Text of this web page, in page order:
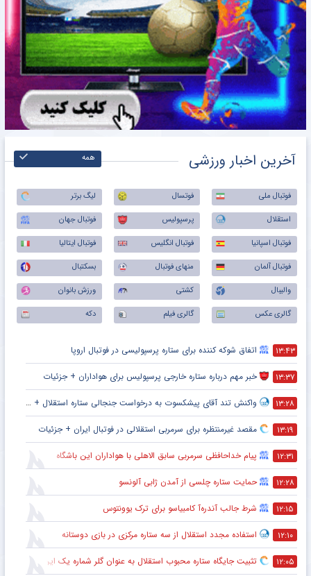
آخرین اخبار ورزشی همه
فوتبال ملی فوتسال
لیگ برتر
استقلال
پرسپولیس
فوتبال جهان
فوتبال اسپانیا
فوتبال انگلیس
فوتبال ایتالیا
فوتبال آلمان
منهای فوتبال
بسکتبال
والیبال
کشتی
ورزش بانوان
گالری عکس
گالری فیلم دکه
۱۳:۴۳ اتفاق شوکه کننده برای ستاره پرسپولیسی در فوتبال اروپا
۱۳:۳۷ خبر مهم درباره ستاره خارجی پرسپولیس برای هواداران + جزئیات
۱۳:۲۸ واکنش تند آقای پیشکسوت به درخواست جنجالی ستاره استقلال + جزئیات
۱۳:۱۹ مقصد غیرمنتظره برای سرمربی استقلالی در فوتبال ایران + جزئیات
۱۲:۳۱ پیام خداحافظی سرمربی سابق الاهلی با هواداران این باشگاه
۱۲:۲۸ حمایت ستاره چلسی از آمدن ژابی آلونسو
۱۲:۱۵ شرط جالب آندره‌آ کامبیاسو برای ترک یوونتوس
۱۲:۱۰ استفاده مجدد استقلال از سه ستاره مرکزی در بازی دوستانه
۱۲:۰۵ تثبیت جایگاه ستاره محبوب استقلال به عنوان گلر شماره یک این تیم برای شروع لیگ